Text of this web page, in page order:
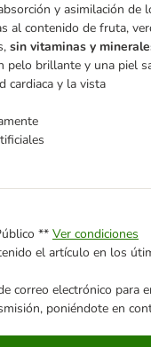
y asimilación de
al contenido de fruta,
sin vitaminas y
pelo brillante y una piel
cardiaca y la vista
** Ver condiciones
el artículo en los
correo electrónico
poniéndote en